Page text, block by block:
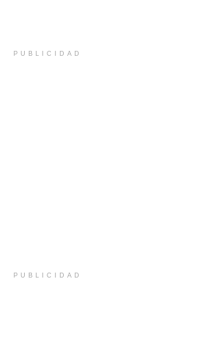
PUBLICIDAD
PUBLICIDAD